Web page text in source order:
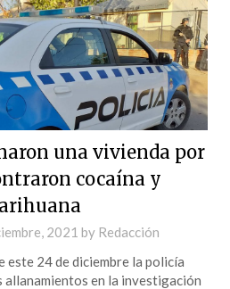
una vivienda por
cocaína y
2021 by Redacción
este 24 de diciembre la policía
en la investigación